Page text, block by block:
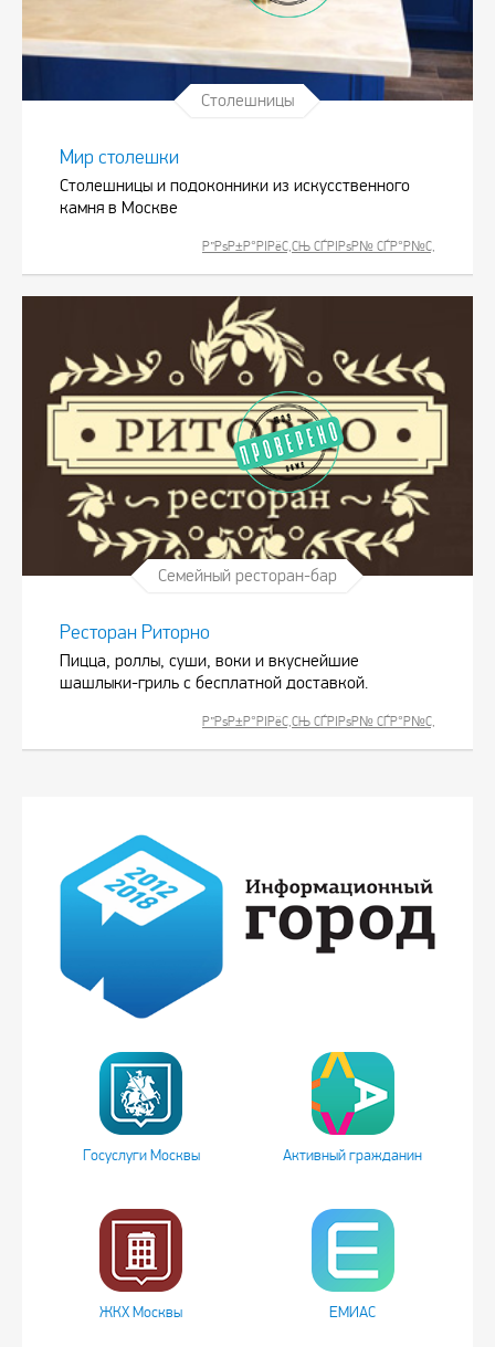
Столешницы
Мир столешки
Столешницы и подоконники из искусственного
камня в Москве
Р”РѕР±Р°РІРёС‚СЊ СЃРІРѕР№ СЃР°Р№С‚
Семейный ресторан-бар
Ресторан Риторно
Пицца, роллы, суши, воки и вкуснейшие
шашлыки-гриль с бесплатной доставкой.
Р”РѕР±Р°РІРёС‚СЊ СЃРІРѕР№ СЃР°Р№С‚
Госуслуги Москвы Активный гражданин
ЖКХ Москвы ЕМИАС